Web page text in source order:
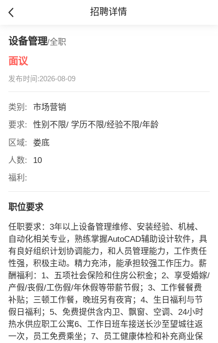
招聘详情
设备管理/全职
面议
发布时间:2026-08-09
类别:
市场营销
要求:
性别不限/ 学历不限/经验不限/年龄
区域:
娄底
人数:
10
福利:
职位要求
任职要求：3年以上设备管理维修、安装经验、机械、
自动化相关专业，熟练掌握AutoCAD辅助设计软件，具
有良好组织计划协调能力，和人员管理能力，工作责任
性强，积极主动。精力充沛，能承担较强工作压力。薪
酬福利：1、五项社会保险和住房公积金；2、享受婚嫁/
产假/丧假/工伤假/年休假等带薪节假；3、工作餐餐费
补贴；三顿工作餐，晚班另有夜宵；4、生日福利与节
假日福利；5、免费提供含内卫、飘窗、空调、24小时
热水供应职工公寓6、工作日班车接送长沙至望城往返
一次，员工免费乘坐；7、员工健康体检和补充商业保